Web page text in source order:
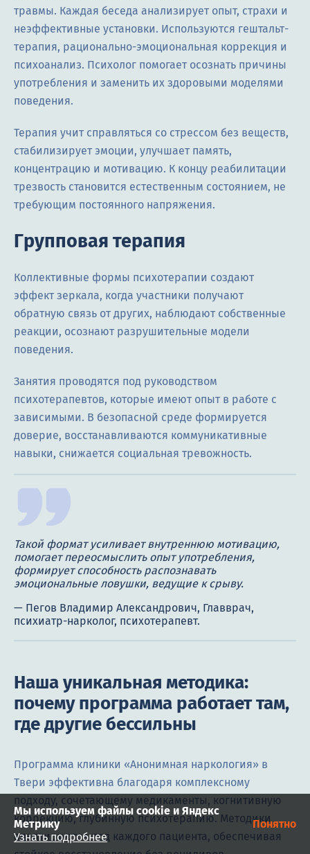
травмы. Каждая беседа анализирует опыт, страхи и
неэффективные установки. Используются гештальт-
терапия, рационально-эмоциональная коррекция и
психоанализ. Психолог помогает осознать причины
употребления и заменить их здоровыми моделями
поведения.
Терапия учит справляться со стрессом без веществ,
стабилизирует эмоции, улучшает память,
концентрацию и мотивацию. К концу реабилитации
трезвость становится естественным состоянием, не
требующим постоянного напряжения.
Групповая терапия
Коллективные формы психотерапии создают
эффект зеркала, когда участники получают
обратную связь от других, наблюдают собственные
реакции, осознают разрушительные модели
поведения.
Занятия проводятся под руководством
психотерапевтов, которые имеют опыт в работе с
зависимыми. В безопасной среде формируется
доверие, восстанавливаются коммуникативные
навыки, снижается социальная тревожность.
Такой формат усиливает внутреннюю мотивацию,
помогает переосмыслить опыт употребления,
формирует способность распознавать
эмоциональные ловушки, ведущие к срыву.
Наша уникальная методика:
почему программа работает там,
где другие бессильны
Программа клиники «Анонимная наркология» в
Твери эффективна благодаря комплексному
подходу, сочетающему медикаменты, когнитивную
коррекцию, глубинную психотерапию. Методики
адаптируются под каждого пациента, обеспечивая
Мы используем файлы cookie и Яндекс
Метрику
Узнать подробнее
Понятно